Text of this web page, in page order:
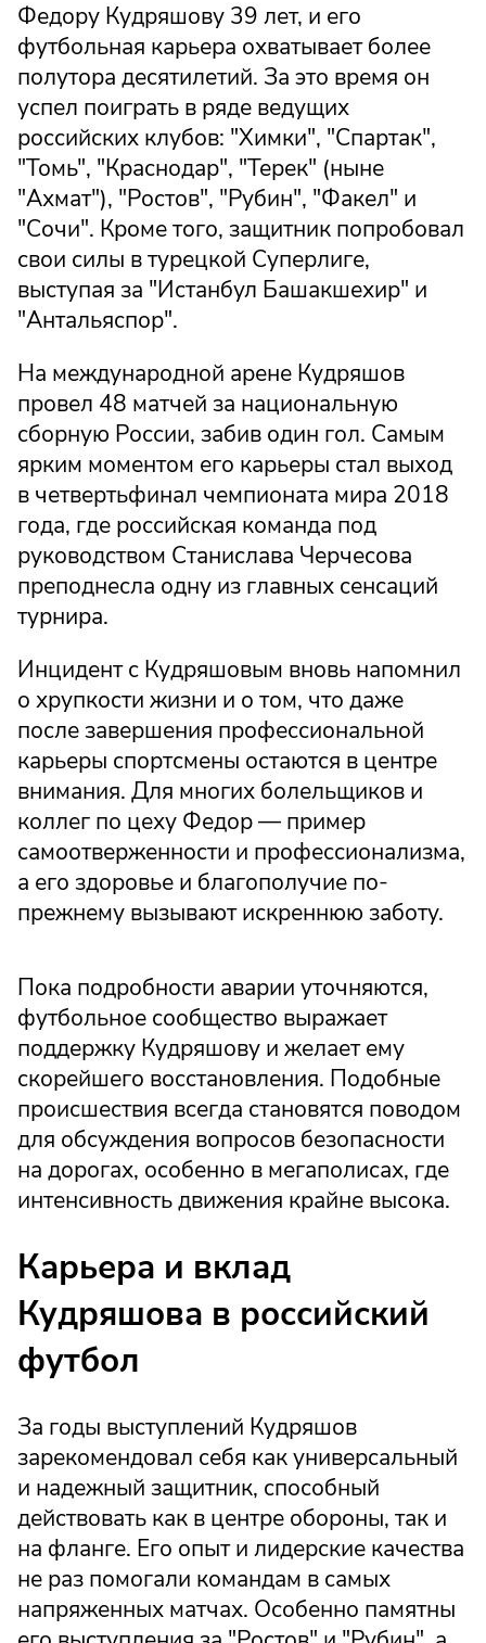
Федору Кудряшову 39 лет, и его
футбольная карьера охватывает более
полутора десятилетий. За это время он
успел поиграть в ряде ведущих
российских клубов: "Химки", "Спартак",
"Томь", "Краснодар", "Терек" (ныне
"Ахмат"), "Ростов", "Рубин", "Факел" и
"Сочи". Кроме того, защитник попробовал
свои силы в турецкой Суперлиге,
выступая за "Истанбул Башакшехир" и
"Антальяспор".
На международной арене Кудряшов
провел 48 матчей за национальную
сборную России, забив один гол. Самым
ярким моментом его карьеры стал выход
в четвертьфинал чемпионата мира 2018
года, где российская команда под
руководством Станислава Черчесова
преподнесла одну из главных сенсаций
турнира.
Инцидент с Кудряшовым вновь напомнил
о хрупкости жизни и о том, что даже
после завершения профессиональной
карьеры спортсмены остаются в центре
внимания. Для многих болельщиков и
коллег по цеху Федор — пример
самоотверженности и профессионализма,
а его здоровье и благополучие по-
прежнему вызывают искреннюю заботу.
Пока подробности аварии уточняются,
футбольное сообщество выражает
поддержку Кудряшову и желает ему
скорейшего восстановления. Подобные
происшествия всегда становятся поводом
для обсуждения вопросов безопасности
на дорогах, особенно в мегаполисах, где
интенсивность движения крайне высока.
Карьера и вклад
Кудряшова в российский
футбол
За годы выступлений Кудряшов
зарекомендовал себя как универсальный
и надежный защитник, способный
действовать как в центре обороны, так и
на фланге. Его опыт и лидерские качества
не раз помогали командам в самых
напряженных матчах. Особенно памятны